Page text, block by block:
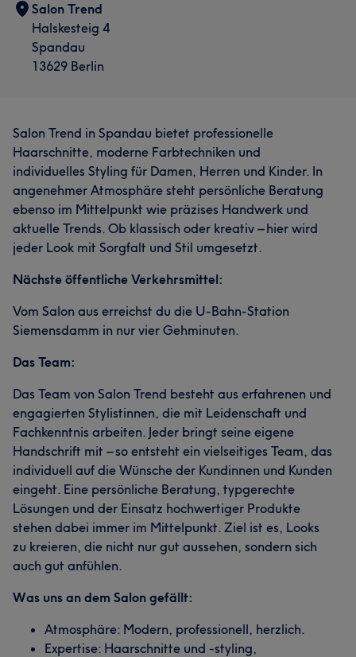
Salon Trend
Halskesteig 4
Spandau
13629 Berlin
Salon Trend in Spandau bietet professionelle
Haarschnitte, moderne Farbtechniken und
individuelles Styling für Damen, Herren und Kinder. In
angenehmer Atmosphäre steht persönliche Beratung
ebenso im Mittelpunkt wie präzises Handwerk und
aktuelle Trends. Ob klassisch oder kreativ – hier wird
jeder Look mit Sorgfalt und Stil umgesetzt.
Nächste öffentliche Verkehrsmittel:
Vom Salon aus erreichst du die U-Bahn-Station
Siemensdamm in nur vier Gehminuten.
Das Team:
Das Team von Salon Trend besteht aus erfahrenen und
engagierten Stylistinnen, die mit Leidenschaft und
Fachkenntnis arbeiten. Jeder bringt seine eigene
Handschrift mit – so entsteht ein vielseitiges Team, das
individuell auf die Wünsche der Kundinnen und Kunden
eingeht. Eine persönliche Beratung, typgerechte
Lösungen und der Einsatz hochwertiger Produkte
stehen dabei immer im Mittelpunkt. Ziel ist es, Looks
zu kreieren, die nicht nur gut aussehen, sondern sich
auch gut anfühlen.
Was uns an dem Salon gefällt:
Atmosphäre: Modern, professionell, herzlich.
Expertise: Haarschnitte und -styling,